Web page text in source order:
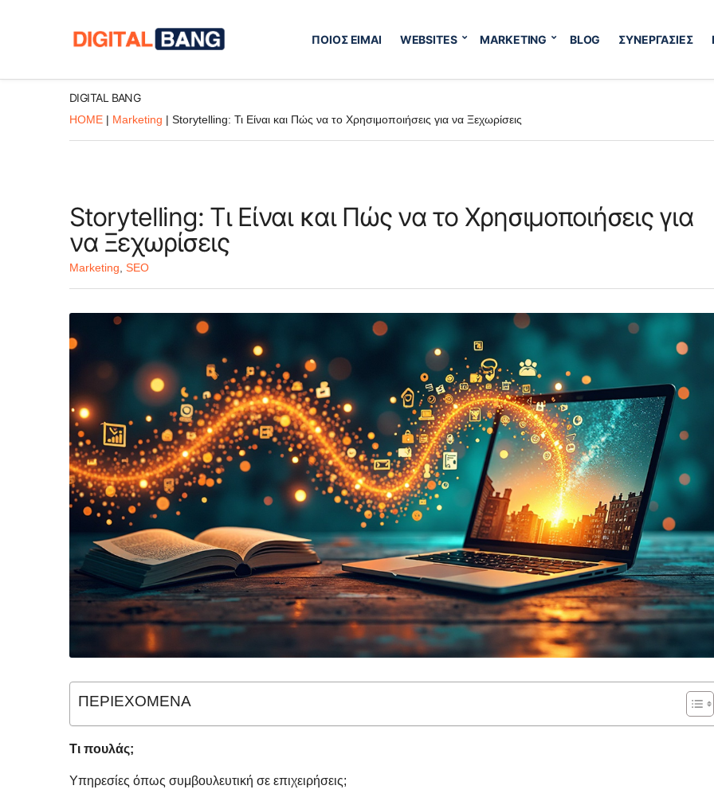
ΠΟΙΟΣ ΕΙΜΑΙ WEBSITES MARKETING BLOG ΣΥΝΕΡΓΑΣΙΕΣ
DIGITAL BANG
HOME | Marketing | Storytelling: Τι Είναι και Πώς να το Χρησιμοποιήσεις για να Ξεχωρίσεις
Storytelling: Τι Είναι και Πώς να το Χρησιμοποιήσεις για
να Ξεχωρίσεις
Marketing SEO
ΠΕΡΙΕΧΟΜΕΝΑ
Τι πουλάς;
Υπηρεσίες όπως συμβουλευτική σε επιχειρήσεις;